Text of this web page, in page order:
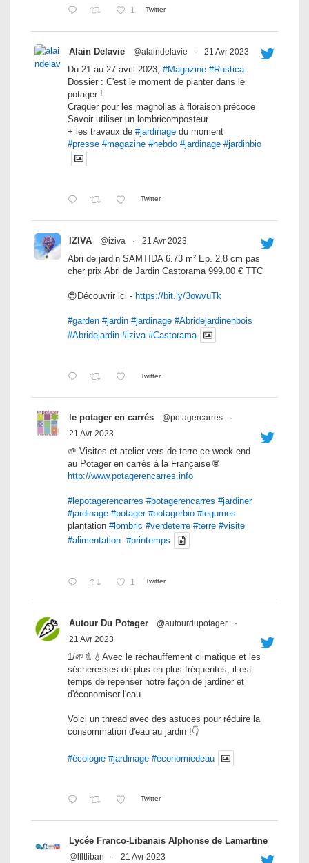
1 Twitter
Alain Delavie @alaindelavie · 21 Avr 2023
Du 21 au 27 avril 2023, #Magazine #Rustica
Dossier : C'est le moment de planter dans le
potager !
Craquer pour les magnolias à floraison précoce
Savoir utiliser un lombricomposteur
+ les travaux de #jardinage du moment
#presse #magazine #hebdo #jardinage #jardinbio
Twitter
IZIVA @iziva · 21 Avr 2023
Abri de jardin SAMTIDA 6.73 m² Ep. 2,8 cm pas
cher prix Abri de Jardin Castorama 999.00 € TTC
😍Découvrir ici - https://bit.ly/3owvuTk
#garden #jardin #jardinage #Abridejardinenbois
#Abridejardin #iziva #Castorama
Twitter
le potager en carrés @potagercarres
·
21 Avr 2023
🌱 Visites et atelier vers de terre ce week-end
au Potager en carrés à la Française 🌐
http://www.potagerencarres.info
#lepotagerencarres #potagerencarres #jardiner
#jardinage #potager #potagerbio #legumes
plantation #lombric #verdeterre #terre #visite
#alimentation #printemps
1 Twitter
Autour Du Potager @autourdupotager
·
21 Avr 2023
1/🌱🚿💧Avec le réchauffement climatique et les
sécheresses de plus en plus fréquentes, il est
temps de repenser notre façon de jardiner et
d'économiser l'eau.
Voici un thread avec des astuces pour réduire la
consommation d'eau au jardin !👇
#écologie #jardinage #économiedeau
Twitter
Lycée Franco-Libanais Alphonse de Lamartine
@lfltliban · 21 Avr 2023